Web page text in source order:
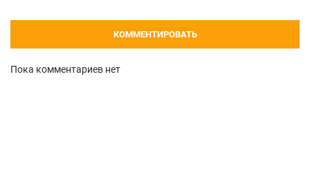
КОММЕНТИРОВАТЬ
Пока комментариев нет